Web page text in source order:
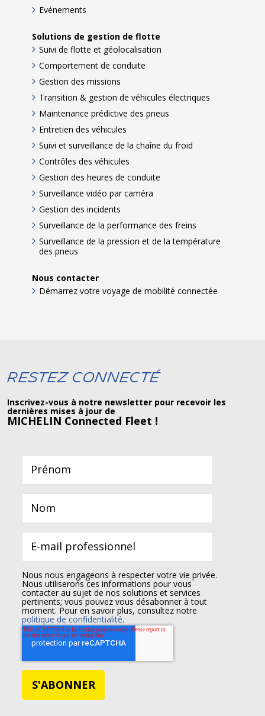
Evénements
Solutions de gestion de flotte
Suivi de flotte et géolocalisation
Comportement de conduite
Gestion des missions
Transition & gestion de véhicules électriques
Maintenance prédictive des pneus
Entretien des véhicules
Suivi et surveillance de la chaîne du froid
Contrôles des véhicules
Gestion des heures de conduite
Surveillance vidéo par caméra
Gestion des incidents
Surveillance de la performance des freins
Surveillance de la pression et de la température
des pneus
Nous contacter
Démarrez votre voyage de mobilité connectée
Restez connecté
Inscrivez-vous à notre newsletter pour recevoir les
dernières mises à jour de
MICHELIN Connected Fleet !
Nous nous engageons à respecter votre vie privée.
Nous utiliserons ces informations pour vous
contacter au sujet de nos solutions et services
pertinents; vous pouvez vous désabonner à tout
moment. Pour en savoir plus, consultez notre
politique de confidentialité.